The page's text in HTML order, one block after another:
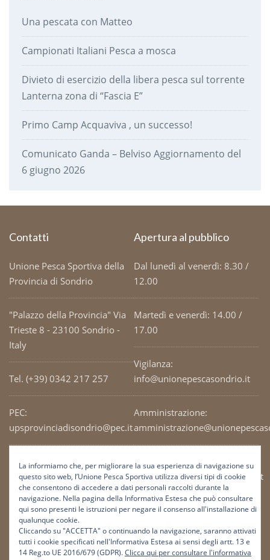
Una pescata con Matteo
Campionati Italiani Pesca a mosca
Divieto di esercizio della libera pesca sul torrente
Lanterna zona di “Fascia E”
Primo Camp Acquaviva , un successo!
Comunicato Ganda – Belviso Aggiornamento del
6 giugno 2026
Contatti
Unione Pesca Sportiva della
Provincia di Sondrio
"Palazzo della Provincia" Via
Trieste 8 - 23100 Sondrio -
Italy
Tel. (+39) 0342 217 257
PEC:
upsprovinciadisondrio@pec.it
Codice Fiscale: 93003690141
Apertura al pubblico
Dal lunedì al venerdì: 8.30 /
12.00
Martedì e venerdì: 14.00 /
17.00
Vigilanza:
info@unionepescasondrio.it
Amministrazione:
Ufficio tecnico:
tecnico@unionepescasondrio.it
Informazioni:
info@unionepescasondrio.it
La informiamo che, per migliorare la sua esperienza di navigazione su
questo sito web, l’Unione Pesca Sportiva utilizza diversi tipi di cookie
che consentono di accedere a dati personali raccolti durante la
navigazione. Nella pagina della Informativa Estesa che può consultare
qui sono presenti le istruzioni per negare il consenso all'installazione di
qualunque cookie.
Cliccando su "ACCETTA" o continuando la navigazione, saranno attivati
tutti i cookie specificati nell'Informativa Estesa ai sensi degli artt. 13 e
14 Reg.to UE 2016/679 (GDPR).Clicca qui per consultare l'informativa